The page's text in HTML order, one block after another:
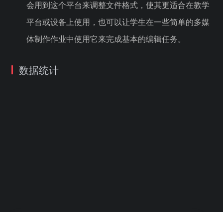
会用到这个平台来调整文件格式，使其更适合在教学
平台或设备上使用，也可以让学生在一些简单的多媒
体制作作业中使用它来完成基本的编辑任务。
数据统计